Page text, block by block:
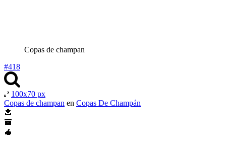
Copas de champan
#418
100x70 px
Copas de champan en Copas De Champán